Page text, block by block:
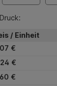
/ Einheit
€
€
€